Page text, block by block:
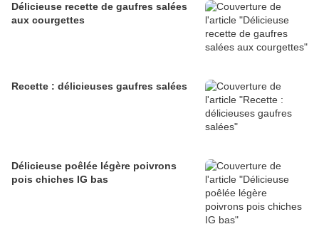
Délicieuse recette de gaufres salées
aux courgettes
Recette : délicieuses gaufres salées
Délicieuse poêlée légère poivrons
pois chiches IG bas